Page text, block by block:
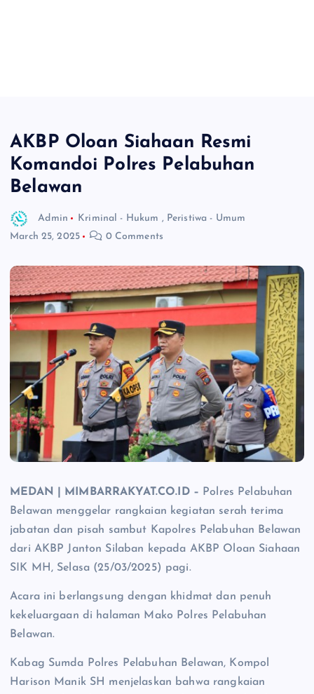
AKBP Oloan Siahaan Resmi
Komandoi Polres Pelabuhan
Belawan
Admin Kriminal - Hukum , Peristiwa - Umum
March 25, 2025
0 Comments
MEDAN | MIMBARRAKYAT.CO.ID – Polres Pelabuhan
Belawan menggelar rangkaian kegiatan serah terima
jabatan dan pisah sambut Kapolres Pelabuhan Belawan
dari AKBP Janton Silaban kepada AKBP Oloan Siahaan
SIK MH, Selasa (25/03/2025) pagi.
Acara ini berlangsung dengan khidmat dan penuh
kekeluargaan di halaman Mako Polres Pelabuhan
Belawan.
Kabag Sumda Polres Pelabuhan Belawan, Kompol
Harison Manik SH menjelaskan bahwa rangkaian